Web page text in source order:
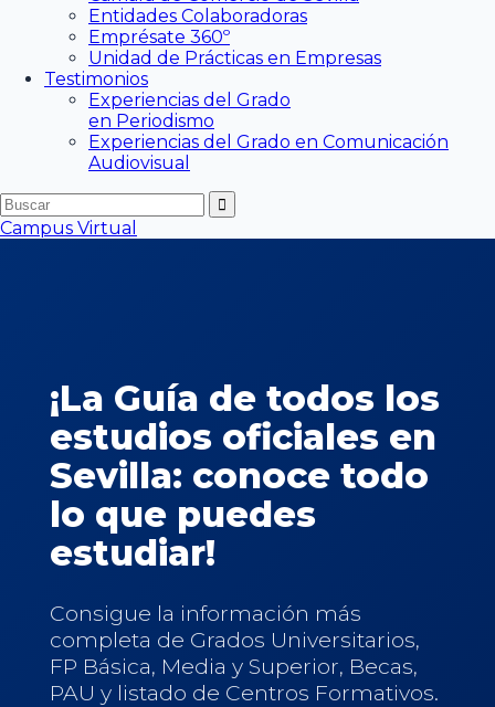
Entidades Colaboradoras
Emprésate 360º
Unidad de Prácticas en Empresas
Testimonios
Experiencias del Grado
en Periodismo
Experiencias del Grado en Comunicación
Audiovisual
Campus Virtual
¡La Guía de todos los
estudios oficiales en
Sevilla: conoce todo
lo que puedes
estudiar!
Consigue la información más
completa de Grados Universitarios,
FP Básica, Media y Superior, Becas,
PAU y listado de Centros Formativos.